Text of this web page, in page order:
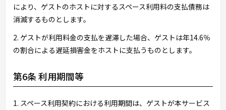
により、ゲストのホストに対するスペース利用料の支払債務は
消滅するものとします。
2. ゲストが利用料金の支払を遅滞した場合、ゲストは年14.6％
の割合による遅延損害金をホストに支払うものとします。
第6条 利用期間等
1. スペース利用契約における利用期間は、ゲストが本サービス